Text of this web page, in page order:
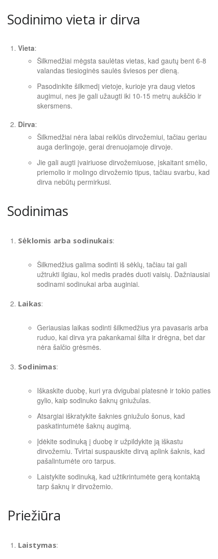
Sodinimo vieta ir dirva
Vieta:
Šilkmedžiai mėgsta saulėtas vietas, kad gautų bent 6-8
valandas tiesioginės saulės šviesos per dieną.
Pasodinkite šilkmedį vietoje, kurioje yra daug vietos
augimui, nes jie gali užaugti iki 10-15 metrų aukščio ir
skersmens.
Dirva:
Šilkmedžiai nėra labai reiklūs dirvožemiui, tačiau geriau
auga derlingoje, gerai drenuojamoje dirvoje.
Jie gali augti įvairiuose dirvožemiuose, įskaitant smėlio,
priemolio ir molingo dirvožemio tipus, tačiau svarbu, kad
dirva nebūtų permirkusi.
Sodinimas
Sėklomis arba sodinukais:
Šilkmedžius galima sodinti iš sėklų, tačiau tai gali
užtrukti ilgiau, kol medis pradės duoti vaisių. Dažniausiai
sodinami sodinukai arba auginiai.
Laikas:
Geriausias laikas sodinti šilkmedžius yra pavasaris arba
ruduo, kai dirva yra pakankamai šilta ir drėgna, bet dar
nėra šalčio grėsmės.
Sodinimas:
Iškaskite duobę, kuri yra dvigubai platesnė ir tokio paties
gylio, kaip sodinuko šaknų gniužulas.
Atsargiai iškratykite šaknies gniužulo šonus, kad
paskatintumėte šaknų augimą.
Įdėkite sodinuką į duobę ir užpildykite ją iškastu
dirvožemiu. Tvirtai suspauskite dirvą aplink šaknis, kad
pašalintumėte oro tarpus.
Laistykite sodinuką, kad užtikrintumėte gerą kontaktą
tarp šaknų ir dirvožemio.
Priežiūra
Laistymas: